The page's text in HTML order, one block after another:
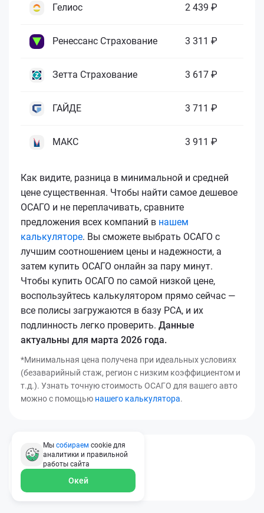
Гелиос 2 439 ₽
Ренессанс Страхование 3 311 ₽
Зетта Страхование 3 617 ₽
ГАЙДЕ 3 711 ₽
МАКС 3 911 ₽
Как видите, разница в минимальной и средней
цене существенная. Чтобы найти самое дешевое
ОСАГО и не переплачивать, сравните
предложения всех компаний в нашем
калькуляторе. Вы сможете выбрать ОСАГО с
лучшим соотношением цены и надежности, а
затем купить ОСАГО онлайн за пару минут.
Чтобы купить ОСАГО по самой низкой цене,
воспользуйтесь калькулятором прямо сейчас —
все полисы загружаются в базу РСА, и их
подлинность легко проверить. Данные
актуальны для марта 2026 года.
*Минимальная цена получена при идеальных условиях
(безаварийный стаж, регион с низким коэффициентом и
т.д.). Узнать точную стоимость ОСАГО для вашего авто
можно с помощью нашего калькулятора.
[[*osago_title14]]
[[*osago_text8]]
Мы собираем cookie для
аналитики и правильной
работы сайта
Окей